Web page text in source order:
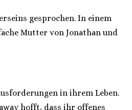
gesprochen. In einem
Mutter von Jonathan und
in ihrem Leben.
hofft, dass ihr offenes